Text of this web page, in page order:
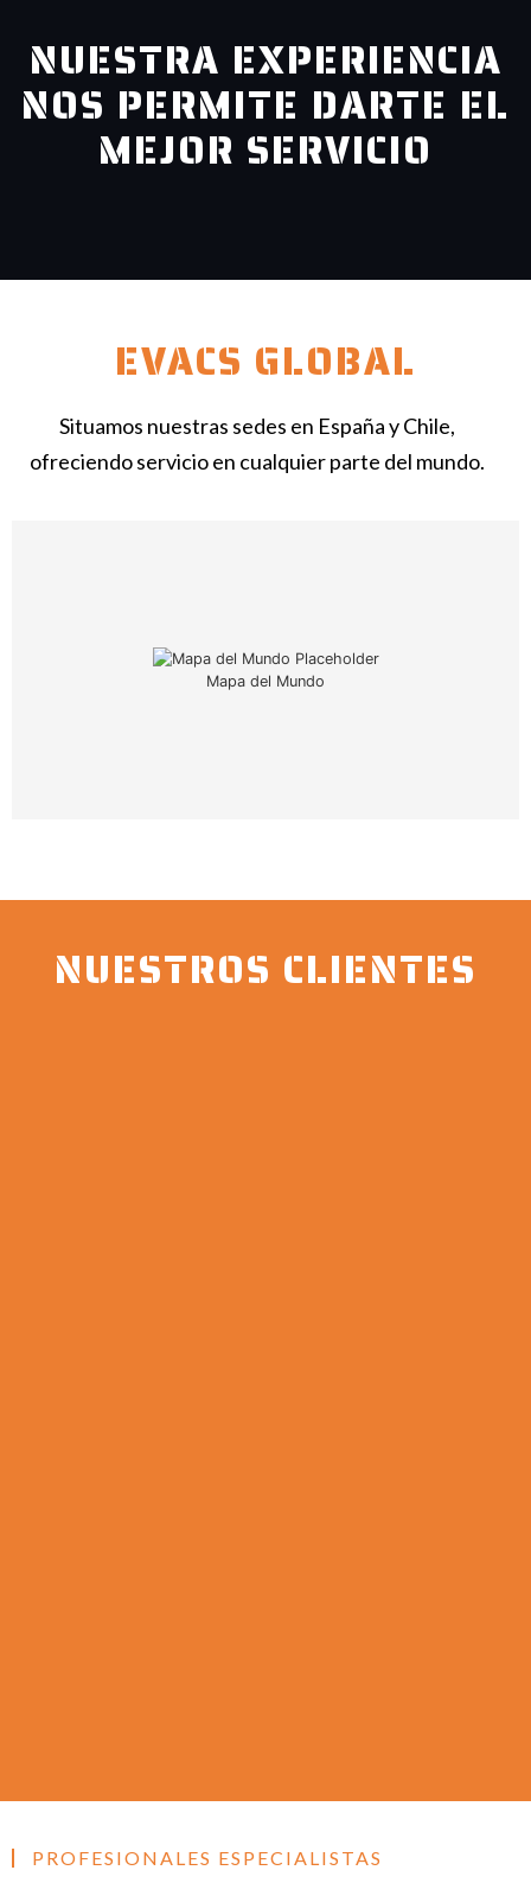
NUESTRA EXPERIENCIA
NOS PERMITE DARTE EL
MEJOR SERVICIO
EVACS GLOBAL
Situamos nuestras sedes en España y Chile,
ofreciendo servicio en cualquier parte del mundo.
Mapa del Mundo
NUESTROS CLIENTES
PROFESIONALES ESPECIALISTAS